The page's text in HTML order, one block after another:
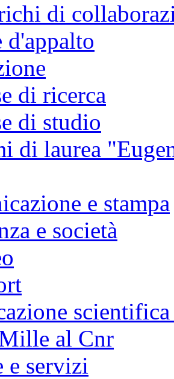
di
d'appalto
di ricerca
di studio
di laurea
e stampa
e società
al Cnr
e servizi